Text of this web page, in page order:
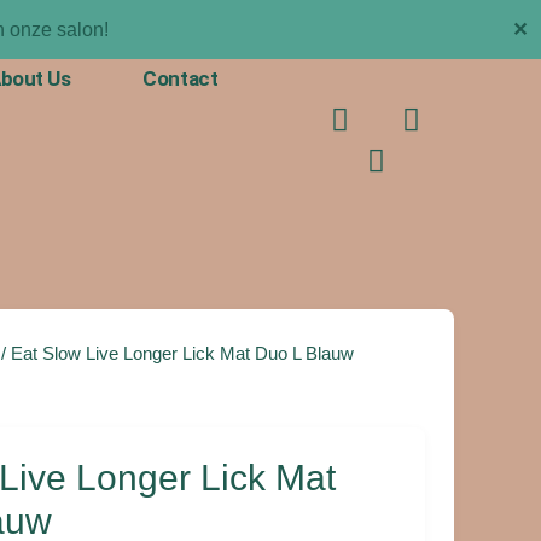
onze salon! ✕
Us Contact
F
I
i
k
/ Eat Slow Live Longer Lick Mat Duo L Blauw
Longer Lick Mat